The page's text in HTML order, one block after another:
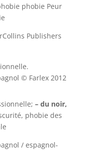
phobie Peur
Publishers
© Farlex 2012
– du noir,
phobie des
/ espagnol-